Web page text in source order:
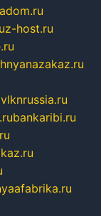
z-host.ru
vlknrussia.ru
bankaribi.ru